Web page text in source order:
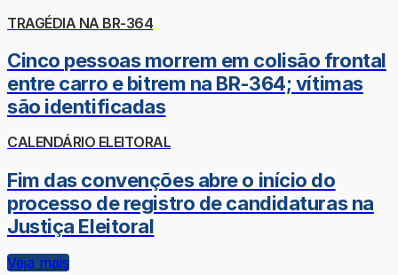
TRAGÉDIA NA BR-364
Cinco pessoas morrem em colisão frontal
entre carro e bitrem na BR-364; vítimas
são identificadas
CALENDÁRIO ELEITORAL
Fim das convenções abre o início do
processo de registro de candidaturas na
Justiça Eleitoral
Veja mais